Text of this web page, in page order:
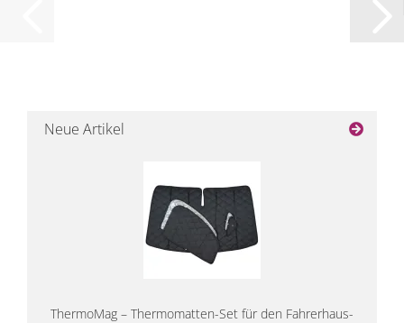
Neue Artikel
ThermoMag – Thermomatten-Set für den Fahrerhaus-